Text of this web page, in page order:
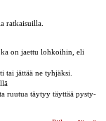
ratkaisuilla.
on jaettu lohkoihin, eli
tai jättää ne tyhjäksi.
ruutua täytyy täyttää pysty-